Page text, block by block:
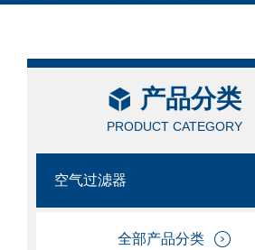
产品分类
PRODUCT CATEGORY
空气过滤器
全部产品分类